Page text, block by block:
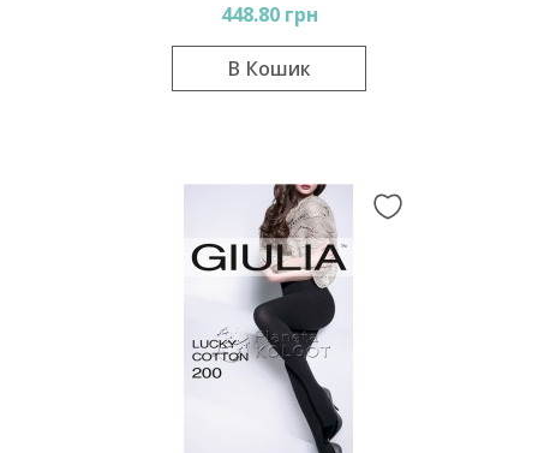
448.80 грн
В Кошик